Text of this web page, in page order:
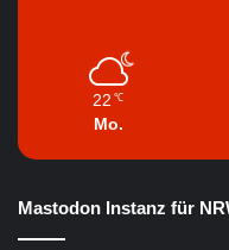
22 ℃
Mo.
Mastodon Instanz für